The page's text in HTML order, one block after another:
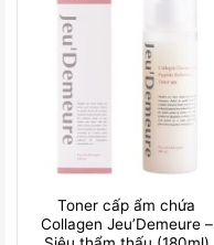
Toner cấp ẩm chứa
Collagen Jeu’Demeure –